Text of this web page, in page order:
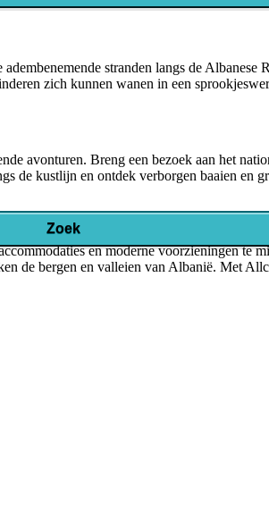
stranden langs de
zich kunnen wanen in een
avonturen. Breng een bezoek aan het
de kustlijn en ontdek verborgen baaien en
en moderne voorzieningen te
de bergen en valleien van Albanië. Met
Zoek